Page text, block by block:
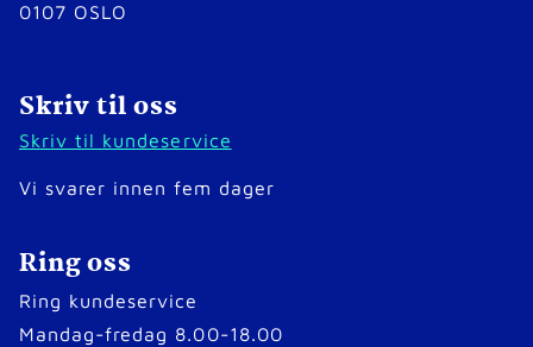
0107 OSLO
Skriv til oss
Skriv til kundeservice
Vi svarer innen fem dager
Ring oss
Ring kundeservice
Mandag-fredag 8.00-18.00